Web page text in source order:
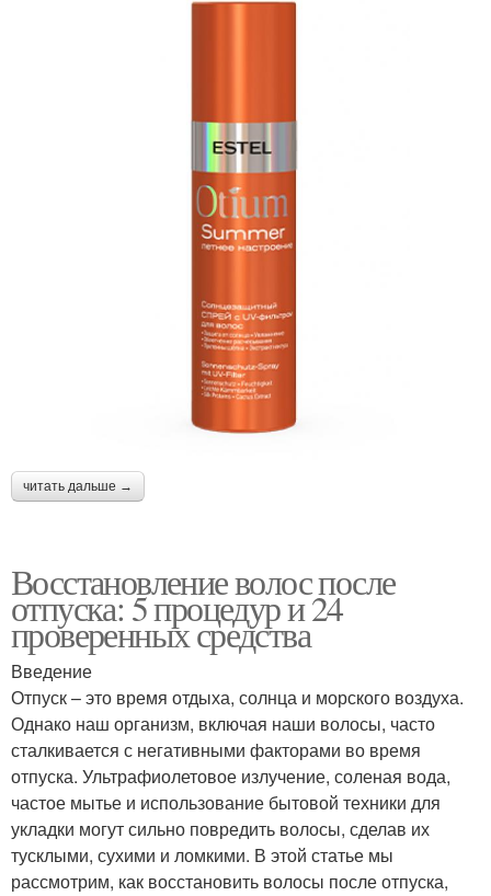
читать дальше →
Восстановление волос после
отпуска: 5 процедур и 24
проверенных средства
Введение
Отпуск – это время отдыха, солнца и морского воздуха.
Однако наш организм, включая наши волосы, часто
сталкивается с негативными факторами во время
отпуска. Ультрафиолетовое излучение, соленая вода,
частое мытье и использование бытовой техники для
укладки могут сильно повредить волосы, сделав их
тусклыми, сухими и ломкими. В этой статье мы
рассмотрим, как восстановить волосы после отпуска,